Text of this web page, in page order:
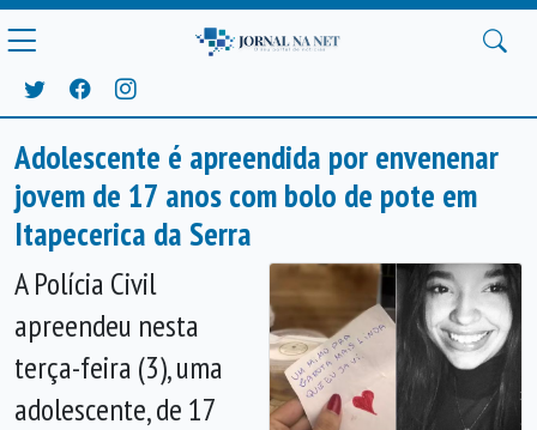
Adolescente é apreendida por envenenar
jovem de 17 anos com bolo de pote em
Itapecerica da Serra
A Polícia Civil
apreendeu nesta
terça-feira (3), uma
adolescente, de 17